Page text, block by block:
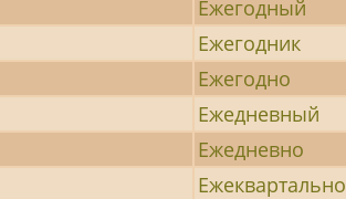
Ежегодный
Ежегодник
Ежегодно
Ежедневный
Ежедневно
Ежеквартально